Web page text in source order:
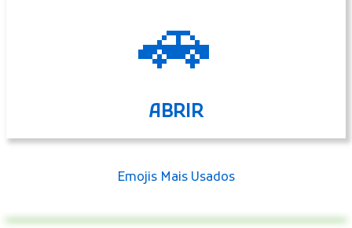
🚗
ABRIR
Emojis Mais Usados